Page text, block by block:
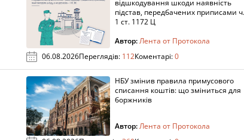
відшкодування шкоди наявність
підстав, передбачених приписами ч.
1 ст. 1172 Ц
Автор:Лента от Протокола
06.08.2026Переглядів: 112Коментарі:0
НБУ змінив правила примусового
списання коштів: що зміниться для
боржників
Автор:Лента от Протокола